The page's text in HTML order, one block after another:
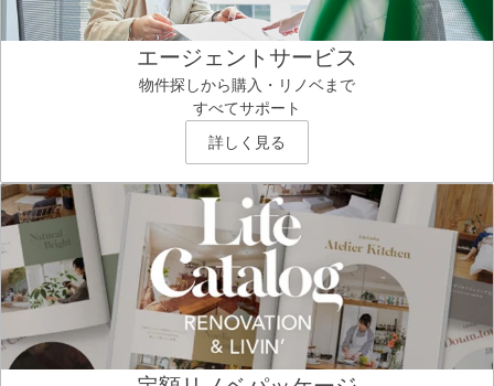
エージェントサービス
物件探しから購入・リノベまで
すべてサポート
詳しく見る